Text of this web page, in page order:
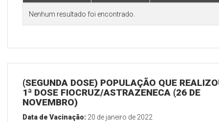
Nenhum resultado foi encontrado.
(SEGUNDA DOSE) POPULAÇÃO QUE
1ª DOSE FIOCRUZ/ASTRAZENECA (26 DE
NOVEMBRO)
Data de Vacinação: 20 de janeiro de 2022